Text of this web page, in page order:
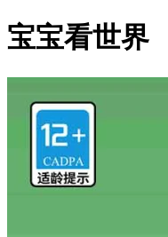
宝宝看世界